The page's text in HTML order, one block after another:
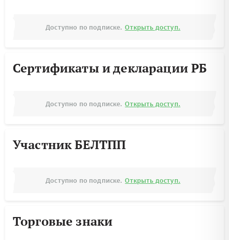
Доступно по подписке. Открыть доступ.
Сертификаты и декларации РБ
Доступно по подписке. Открыть доступ.
Участник БЕЛТПП
Доступно по подписке. Открыть доступ.
Торговые знаки